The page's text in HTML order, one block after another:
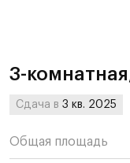
3-
Сдача в3 кв. 2025
Общая площадь